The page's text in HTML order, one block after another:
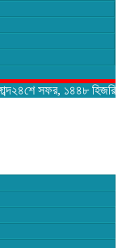
সফর, ১৪৪৮ হিজরি